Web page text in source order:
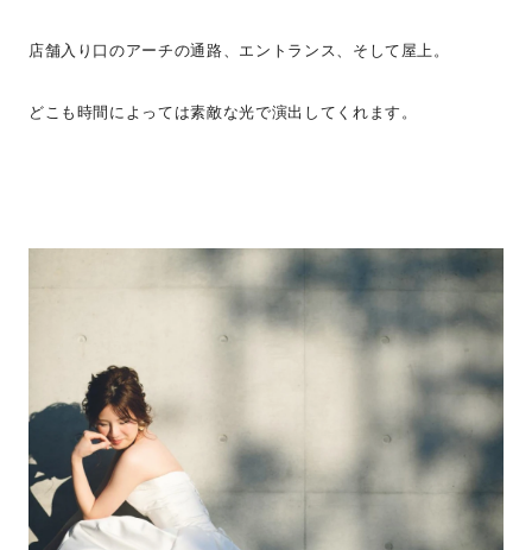
店舗入り口のアーチの通路、エントランス、そして屋上。
どこも時間によっては素敵な光で演出してくれます。